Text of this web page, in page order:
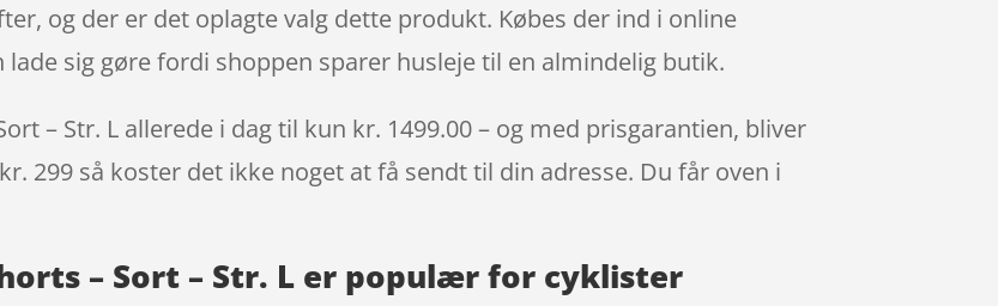
og der er det oplagte valg dette produkt. Købes der ind i online
sig gøre fordi shoppen sparer husleje til en almindelig butik.
– Str. L allerede i dag til kun kr. 1499.00 – og med prisgarantien, bliver
299 så koster det ikke noget at få sendt til din adresse. Du får oven i
– Sort – Str. L er populær for cyklister